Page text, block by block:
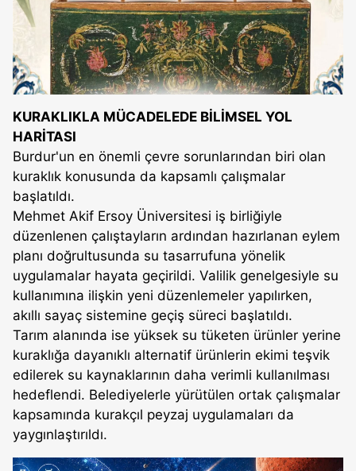
KURAKLIKLA MÜCADELEDE BİLİMSEL YOL
HARİTASI
Burdur'un en önemli çevre sorunlarından biri olan
kuraklık konusunda da kapsamlı çalışmalar
başlatıldı.
Mehmet Akif Ersoy Üniversitesi iş birliğiyle
düzenlenen çalıştayların ardından hazırlanan eylem
planı doğrultusunda su tasarrufuna yönelik
uygulamalar hayata geçirildi. Valilik genelgesiyle su
kullanımına ilişkin yeni düzenlemeler yapılırken,
akıllı sayaç sistemine geçiş süreci başlatıldı.
Tarım alanında ise yüksek su tüketen ürünler yerine
kuraklığa dayanıklı alternatif ürünlerin ekimi teşvik
edilerek su kaynaklarının daha verimli kullanılması
hedeflendi. Belediyelerle yürütülen ortak çalışmalar
kapsamında kurakçıl peyzaj uygulamaları da
yaygınlaştırıldı.